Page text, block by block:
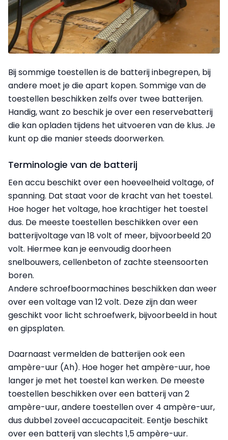
Bij sommige toestellen is de batterij inbegrepen, bij
andere moet je die apart kopen. Sommige van de
toestellen beschikken zelfs over twee batterijen.
Handig, want zo beschik je over een reservebatterij
die kan opladen tijdens het uitvoeren van de klus. Je
kunt op die manier steeds doorwerken.
Terminologie van de batterij
Een accu beschikt over een hoeveelheid voltage, of
spanning. Dat staat voor de kracht van het toestel.
Hoe hoger het voltage, hoe krachtiger het toestel
dus. De meeste toestellen beschikken over een
batterijvoltage van 18 volt of meer, bijvoorbeeld 20
volt. Hiermee kan je eenvoudig doorheen
snelbouwers, cellenbeton of zachte steensoorten
boren.
Andere schroefboormachines beschikken dan weer
over een voltage van 12 volt. Deze zijn dan weer
geschikt voor licht schroefwerk, bijvoorbeeld in hout
en gipsplaten.
Daarnaast vermelden de batterijen ook een
ampère-uur (Ah). Hoe hoger het ampère-uur, hoe
langer je met het toestel kan werken. De meeste
toestellen beschikken over een batterij van 2
ampère-uur, andere toestellen over 4 ampère-uur,
dus dubbel zoveel accucapaciteit. Eentje beschikt
over een batterij van slechts 1,5 ampère-uur.